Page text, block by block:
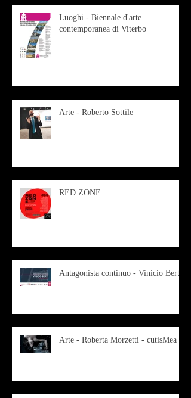
Luoghi - Biennale d'arte
contemporanea di Viterbo
Arte - Roberto Sottile
RED ZONE
Antagonista continuo - Vinicio Berti
Arte - Roberta Morzetti - cutisMea